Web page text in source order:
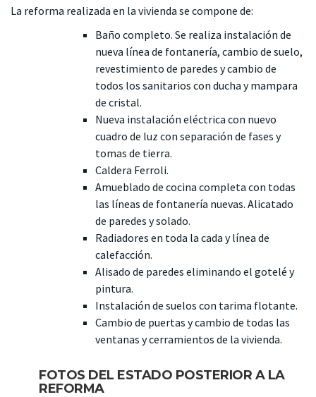
La reforma realizada en la vivienda se compone de:
Baño completo. Se realiza instalación de
nueva línea de fontanería, cambio de suelo,
revestimiento de paredes y cambio de
todos los sanitarios con ducha y mampara
de cristal.
Nueva instalación eléctrica con nuevo
cuadro de luz con separación de fases y
tomas de tierra.
Caldera Ferroli.
Amueblado de cocina completa con todas
las líneas de fontanería nuevas. Alicatado
de paredes y solado.
Radiadores en toda la cada y línea de
calefacción.
Alisado de paredes eliminando el gotelé y
pintura.
Instalación de suelos con tarima flotante.
Cambio de puertas y cambio de todas las
ventanas y cerramientos de la vivienda.
FOTOS DEL ESTADO POSTERIOR A LA
REFORMA